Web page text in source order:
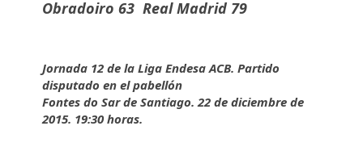
Obradoiro 63 Real Madrid 79
Jornada 12 de la Liga Endesa ACB. Partido
disputado en el pabellón
Fontes do Sar de Santiago. 22 de diciembre de
2015. 19:30 horas.